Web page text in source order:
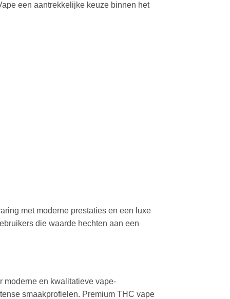
een aantrekkelijke keuze binnen het
met moderne prestaties en een luxe
die waarde hechten aan een
moderne en kwalitatieve vape-
smaakprofielen. Premium THC vape